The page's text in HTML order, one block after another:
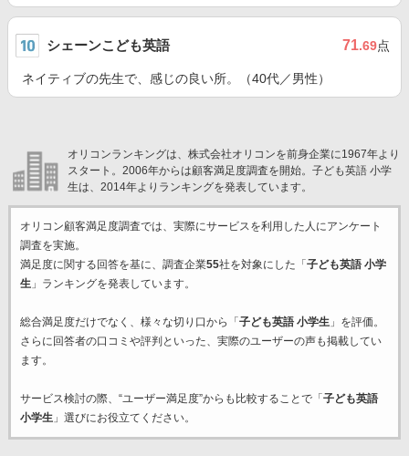
シェーンこども英語 71.69点
ネイティブの先生で、感じの良い所。（40代／男性）
オリコンランキングは、株式会社オリコンを前身企業に1967年より
スタート。2006年からは顧客満足度調査を開始。子ども英語 小学
生は、2014年よりランキングを発表しています。
オリコン顧客満足度調査では、実際にサービスを利用した 人にアンケート
調査を実施。
満足度に関する回答を基に、調査企業55社を対象にした「 子ども英語 小学
生」ランキングを発表しています。
総合満足度だけでなく、様々な切り口から「 子ども英語 小学生」を評価。
さらに回答者の口コミや評判といった、実際のユーザーの声も掲載してい
ます。
サービス検討の際、“ユーザー満足度”からも比較することで「 子ども英語
小学生」選びにお役立てください。